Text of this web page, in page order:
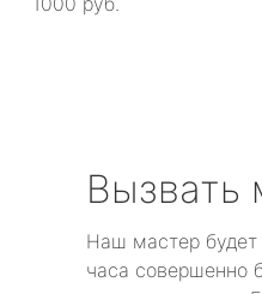
Вызвать
Наш мастер будет
часа совершенно